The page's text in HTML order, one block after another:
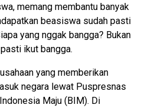
memang membantu banyak
beasiswa sudah pasti
yang nggak bangga? Bukan
ikut bangga.
yang memberikan
negara lewat Puspresnas
Maju (BIM). Di